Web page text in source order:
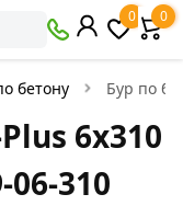
0 0
бетону Бур по
6х310
310